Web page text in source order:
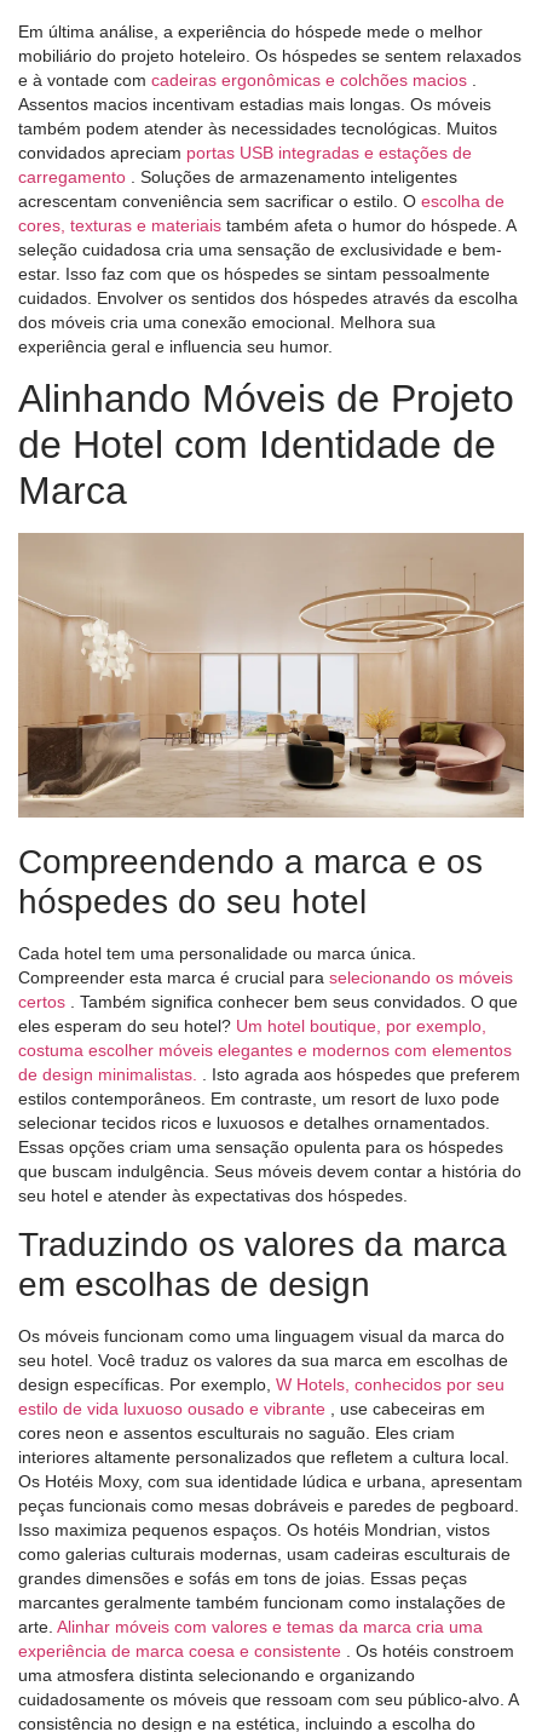
Em última análise, a experiência do hóspede mede o melhor
mobiliário do projeto hoteleiro. Os hóspedes se sentem relaxados
e à vontade com cadeiras ergonômicas e colchões macios
Assentos macios incentivam estadias mais longas. Os móveis
também podem atender às necessidades tecnológicas. Muitos
convidados apreciam portas USB integradas e estações de
carregamento
. Soluções de armazenamento inteligentes
acrescentam conveniência sem sacrificar o estilo. O escolha de
cores, texturas e materiais também afeta o humor do hóspede. A
seleção cuidadosa cria uma sensação de exclusividade e bem-
estar. Isso faz com que os hóspedes se sintam pessoalmente
cuidados. Envolver os sentidos dos hóspedes através da escolha
dos móveis cria uma conexão emocional. Melhora sua
experiência geral e influencia seu humor.
Alinhando Móveis de Projeto
de Hotel com Identidade de
Marca
Compreendendo a marca e os
hóspedes do seu hotel
Cada hotel tem uma personalidade ou marca única.
Compreender esta marca é crucial para selecionando os móveis
certos
. Também significa conhecer bem seus convidados. O que
eles esperam do seu hotel? Um hotel boutique, por exemplo,
costuma escolher móveis elegantes e modernos com elementos
de design minimalistas.
. Isto agrada aos hóspedes que preferem
estilos contemporâneos. Em contraste, um resort de luxo pode
selecionar tecidos ricos e luxuosos e detalhes ornamentados.
Essas opções criam uma sensação opulenta para os hóspedes
que buscam indulgência. Seus móveis devem contar a história do
seu hotel e atender às expectativas dos hóspedes.
Traduzindo os valores da marca
em escolhas de design
Os móveis funcionam como uma linguagem visual da marca do
seu hotel. Você traduz os valores da sua marca em escolhas de
design específicas. Por exemplo, W Hotels, conhecidos por seu
estilo de vida luxuoso ousado e vibrante
, use cabeceiras em
cores neon e assentos esculturais no saguão. Eles criam
interiores altamente personalizados que refletem a cultura local.
Os Hotéis Moxy, com sua identidade lúdica e urbana, apresentam
peças funcionais como mesas dobráveis ​​e paredes de pegboard.
Isso maximiza pequenos espaços. Os hotéis Mondrian, vistos
como galerias culturais modernas, usam cadeiras esculturais de
grandes dimensões e sofás em tons de joias. Essas peças
marcantes geralmente também funcionam como instalações de
arte. Alinhar móveis com valores e temas da marca cria uma
experiência de marca coesa e consistente
. Os hotéis constroem
uma atmosfera distinta selecionando e organizando
cuidadosamente os móveis que ressoam com seu público-alvo. A
consistência no design e na estética, incluindo a escolha do